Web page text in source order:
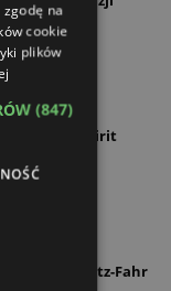
AVR Spirit
Deutz-Fahr
na
cookie
plików
(847)